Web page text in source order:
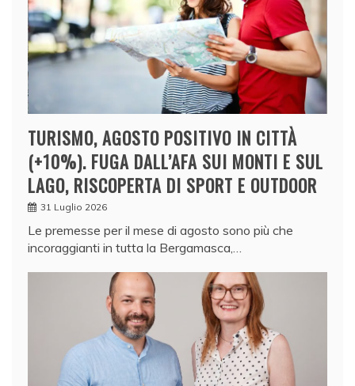
TURISMO, AGOSTO POSITIVO IN CITTÀ
(+10%). FUGA DALL’AFA SUI MONTI E SUL
LAGO, RISCOPERTA DI SPORT E OUTDOOR
31 Luglio 2026
Le premesse per il mese di agosto sono più che
incoraggianti in tutta la Bergamasca,…